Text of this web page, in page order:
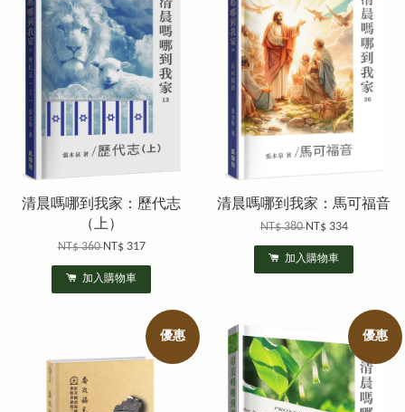
清晨嗎哪到我家：歷代志
（上）
NT$ 360NT$ 317
加入購物車
清晨嗎哪到我家：馬可福音
NT$ 380NT$ 334
加入購物車
優惠 優惠